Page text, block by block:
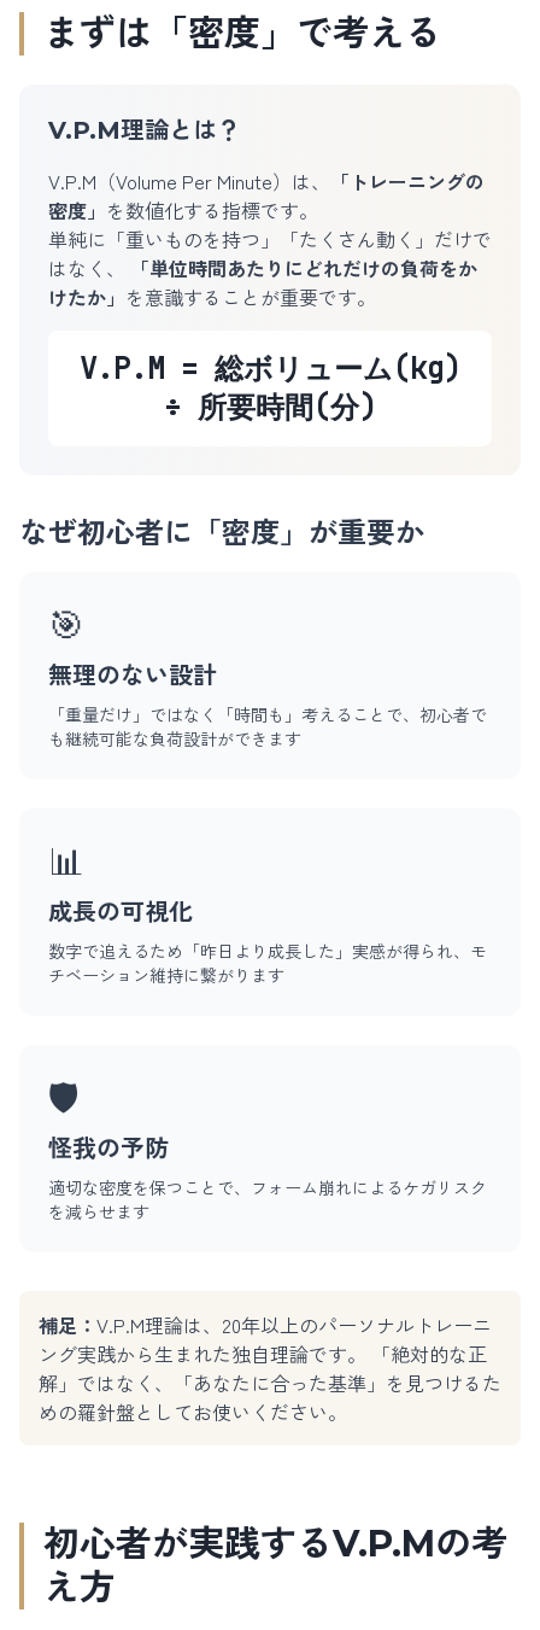
まずは「密度」で考える
V.P.M理論とは？
V.P.M（Volume Per Minute）は、
「トレーニングの
密度」 を数値化する指標です。
単純に「重いものを持つ」「たくさん動く」だけで
はなく、
「単位時間あたりにどれだけの負荷をか
けたか」 を意識することが重要です。
V.P.M = 総ボリューム(kg)
÷ 所要時間(分)
なぜ初心者に「密度」が重要か
🎯
無理のない設計
「重量だけ」ではなく「時間も」考えることで、初心者で
も継続可能な負荷設計ができます
📊
成長の可視化
数字で追えるため「昨日より成長した」実感が得られ、モ
チベーション維持に繋がります
🛡️
怪我の予防
適切な密度を保つことで、フォーム崩れによるケガリスク
を減らせます
補足： V.P.M理論は、20年以上のパーソナルトレーニ
ング実践から生まれた独自理論です。 「絶対的な正
解」ではなく、「あなたに合った基準」を見つけるた
めの羅針盤としてお使いください。
初心者が実践するV.P.Mの考
え方